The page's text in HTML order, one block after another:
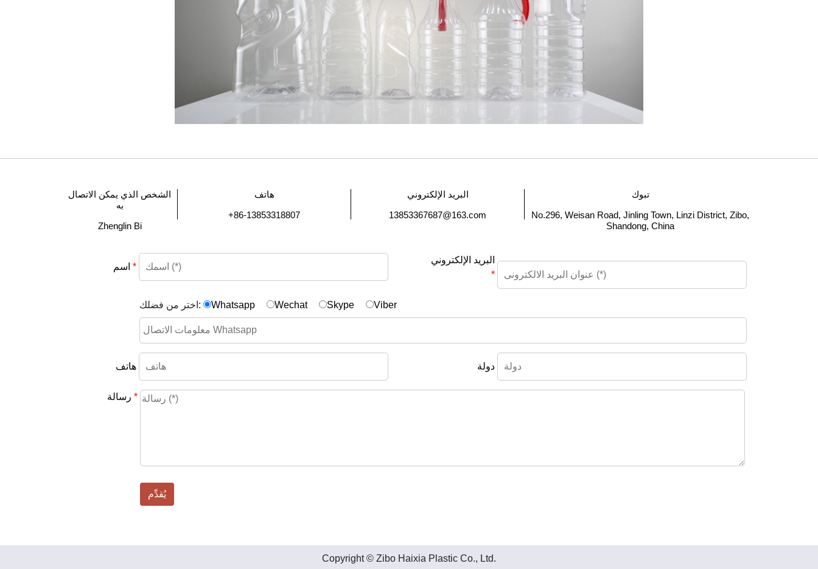
الشخص الذي يمكن الاتصال
به
Zhenglin Bi
هاتف
+86-13853318807
البريد الإلكتروني
13853367687@163.com
تبوك
No.296, Weisan Road, Jinling Town, Linzi District, Zibo,
Shandong, China
*
البريد الإلكتروني
*
اختر من فضلك: Whatsapp Wechat Skype Viber
هاتف دولة
*
Copyright © Zibo Haixia Plastic Co., Ltd.